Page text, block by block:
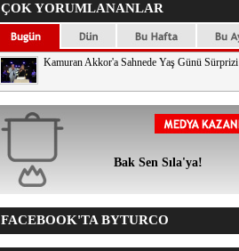
ÇOK YORUMLANANLAR
Kamuran Akkor'a Sahnede Yaş Günü Sürprizi
Bak Sen Sıla'ya!
FACEBOOK'TA BYTURCO